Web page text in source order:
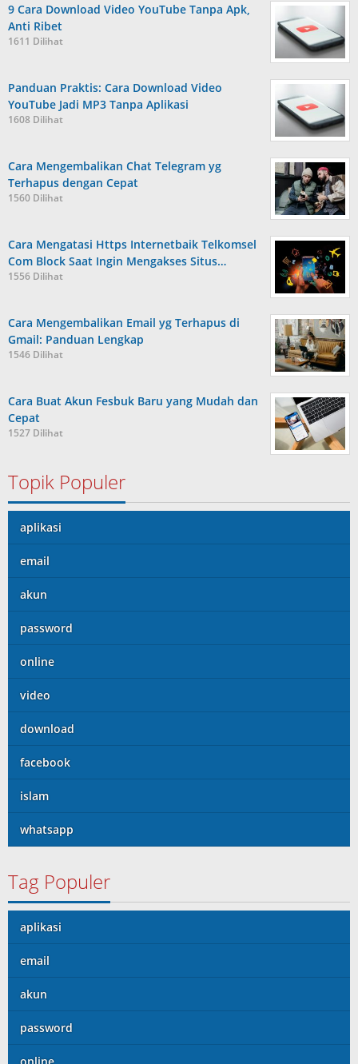
9 Cara Download Video YouTube Tanpa Apk,
Anti Ribet
1611 Dilihat
Panduan Praktis: Cara Download Video
YouTube Jadi MP3 Tanpa Aplikasi
1608 Dilihat
Cara Mengembalikan Chat Telegram yg
Terhapus dengan Cepat
1560 Dilihat
Cara Mengatasi Https Internetbaik Telkomsel
Com Block Saat Ingin Mengakses Situs…
1556 Dilihat
Cara Mengembalikan Email yg Terhapus di
Gmail: Panduan Lengkap
1546 Dilihat
Cara Buat Akun Fesbuk Baru yang Mudah dan
Cepat
1527 Dilihat
Topik Populer
aplikasi
email
akun
password
online
video
download
facebook
islam
whatsapp
Tag Populer
aplikasi
email
akun
password